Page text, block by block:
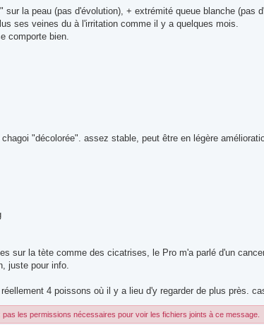
sur la peau (pas d'évolution), + extrémité queue blanche (pas
ses veines du à l'irritation comme il y a quelques mois.
comporte bien.
chagoi "décolorée". assez stable, peut être en légère
sur la tète comme des cicatrises, le Pro m'a parlé d'un
juste pour info.
réellement 4 poissons où il y a lieu d'y regarder de plus près.
pas les permissions nécessaires pour voir les fichiers joints à ce message.